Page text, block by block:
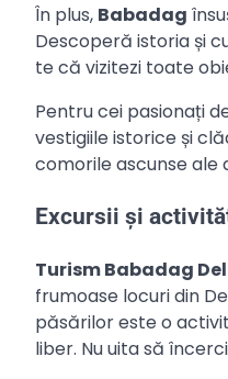
În plus, Babadag
Descoperă istoria și
te că vizitezi toate
Pentru cei pasionați
vestigiile istorice și
comorile ascunse
Excursii și
Turism Babadag
frumoase locuri din
păsărilor este o
liber. Nu uita să